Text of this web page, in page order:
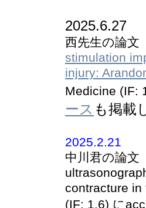
2025.6.27
西先生の論文
stimulation
injury:
Medicine (IF:
ース も掲載
2025.2.21
中川君の論文
contracture in
(IF: 1.6) に